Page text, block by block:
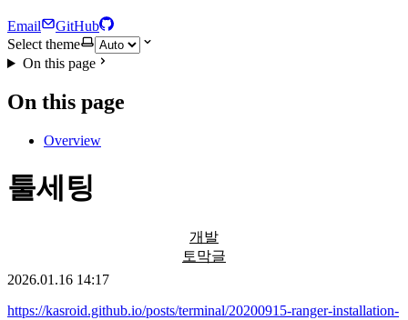
Email
GitHub
Select theme
On this page
On this page
Overview
툴세팅
개발
토막글
2026.01.16 14:17
https://kasroid.github.io/posts/terminal/20200915-ranger-installation-